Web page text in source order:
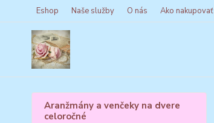
Eshop Naše služby O nás Ako nakupovať
Aranžmány a venčeky na dvere
celoročné